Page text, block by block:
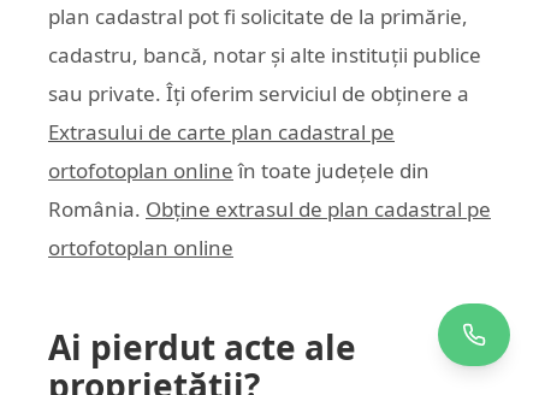
plan cadastral pot fi solicitate de la primărie,
cadastru, bancă, notar și alte instituții publice
sau private. Îți oferim serviciul de obținere a
Extrasului de carte plan cadastral pe
ortofotoplan online în toate județele din
România. Obține extrasul de plan cadastral pe
ortofotoplan online
Ai pierdut acte ale
proprietății?